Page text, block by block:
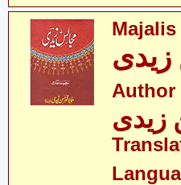
Majalis
Author
زیدی